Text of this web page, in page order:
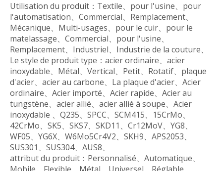
Utilisation du produit：Textile、pour l'usine、pour
l'automatisation、Commercial、Remplacement、
Mécanique、Multi-usages、pour le cuir、pour le
matelassage、Commercial、pour l'usine、
Remplacement、Industriel、Industrie de la couture、
Le style de produit type：acier ordinaire、acier
inoxydable、Métal、Vertical、Petit、Rotatif、plaque
d'acier、acier au carbone、La plaque d'acier、Acier
ordinaire、Acier importé、Acier rapide、Acier au
tungstène、acier allié、acier allié à soupe、Acier
inoxydable 、Q235、SPCC、SCM415、15CrMo、
42CrMo、SK5、SKS7、SKD11、Cr12MoV、YG8、
WF05、YG6X、W6Mo5Cr4V2、SKH9、APS2053、
SUS301、SUS304、AUS8、
attribut du produit：Personnalisé、Automatique、